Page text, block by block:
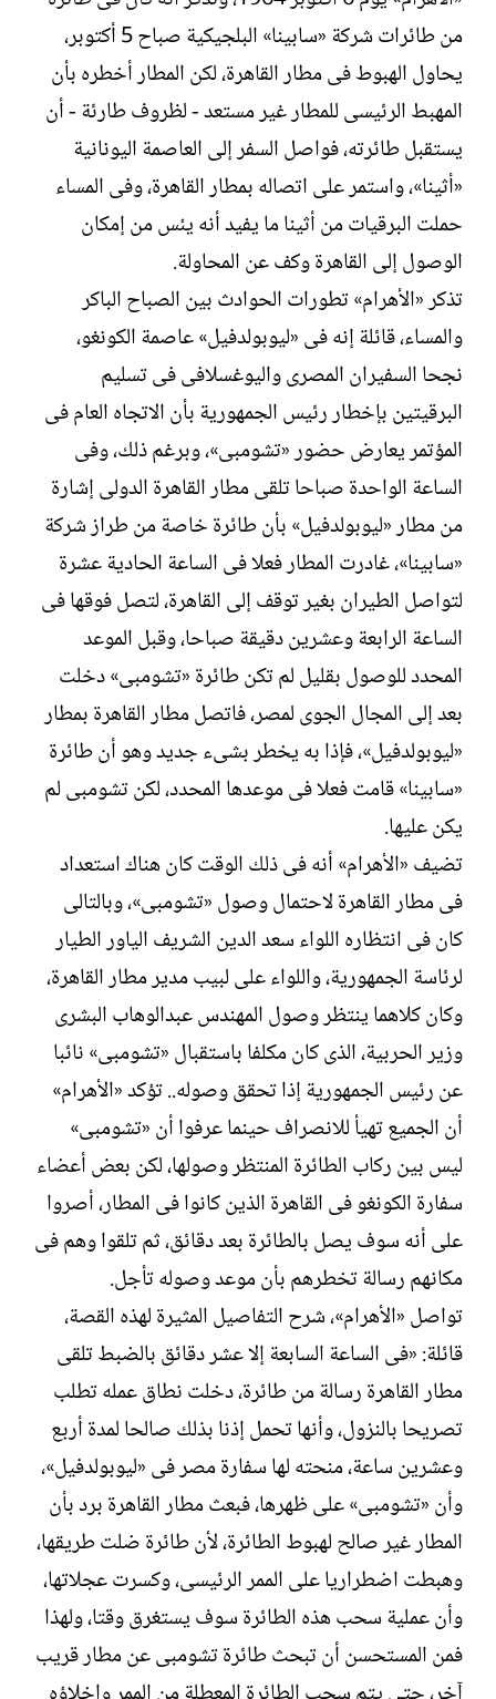
من طائرات شركة «سابينا» البلجيكية صباح 5 أكتوبر،
يحاول الهبوط فى مطار القاهرة، لكن المطار أخطره بأن
المهبط الرئيسى للمطار غير مستعد - لظروف طارئة - أن
يستقبل طائرته، فواصل السفر إلى العاصمة اليونانية
«أثينا»، واستمر على اتصاله بمطار القاهرة، وفى المساء
حملت البرقيات من أثينا ما يفيد أنه يئس من إمكان
الوصول إلى القاهرة وكف عن المحاولة.
تذكر «الأهرام» تطورات الحوادث بين الصباح الباكر
والمساء، قائلة إنه فى «ليوبولدفيل» عاصمة الكونغو،
نجحا السفيران المصرى واليوغسلافى فى تسليم
البرقيتين بإخطار رئيس الجمهورية بأن الاتجاه العام فى
المؤتمر يعارض حضور «تشومبى»، وبرغم ذلك، وفى
الساعة الواحدة صباحا تلقى مطار القاهرة الدولى إشارة
من مطار «ليوبولدفيل» بأن طائرة خاصة من طراز شركة
«سابينا»، غادرت المطار فعلا فى الساعة الحادية عشرة
لتواصل الطيران بغير توقف إلى القاهرة، لتصل فوقها فى
الساعة الرابعة وعشرين دقيقة صباحا، وقبل الموعد
المحدد للوصول بقليل لم تكن طائرة «تشومبى» دخلت
بعد إلى المجال الجوى لمصر، فاتصل مطار القاهرة بمطار
«ليوبولدفيل»، فإذا به يخطر بشىء جديد وهو أن طائرة
«سابينا» قامت فعلا فى موعدها المحدد، لكن تشومبى لم
يكن عليها.
تضيف «الأهرام» أنه فى ذلك الوقت كان هناك استعداد
فى مطار القاهرة لاحتمال وصول «تشومبى»، وبالتالى
كان فى انتظاره اللواء سعد الدين الشريف الياور الطيار
لرئاسة الجمهورية، واللواء على لبيب مدير مطار القاهرة،
وكان كلاهما ينتظر وصول المهندس عبدالوهاب البشرى
وزير الحربية، الذى كان مكلفا باستقبال «تشومبى» نائبا
عن رئيس الجمهورية إذا تحقق وصوله.. تؤكد «الأهرام»
أن الجميع تهيأ للانصراف حينما عرفوا أن «تشومبى»
ليس بين ركاب الطائرة المنتظر وصولها، لكن بعض أعضاء
سفارة الكونغو فى القاهرة الذين كانوا فى المطار، أصروا
على أنه سوف يصل بالطائرة بعد دقائق، ثم تلقوا وهم فى
مكانهم رسالة تخطرهم بأن موعد وصوله تأجل.
تواصل «الأهرام»، شرح التفاصيل المثيرة لهذه القصة،
قائلة: «فى الساعة السابعة إلا عشر دقائق بالضبط تلقى
مطار القاهرة رسالة من طائرة، دخلت نطاق عمله تطلب
تصريحا بالنزول، وأنها تحمل إذنا بذلك صالحا لمدة أربع
وعشرين ساعة، منحته لها سفارة مصر فى «ليوبولدفيل»،
وأن «تشومبى» على ظهرها، فبعث مطار القاهرة برد بأن
المطار غير صالح لهبوط الطائرة، لأن طائرة ضلت طريقها،
وهبطت اضطراريا على الممر الرئيسى، وكسرت عجلاتها،
وأن عملية سحب هذه الطائرة سوف يستغرق وقتا، ولهذا
فمن المستحسن أن تبحث طائرة تشومبى عن مطار قريب